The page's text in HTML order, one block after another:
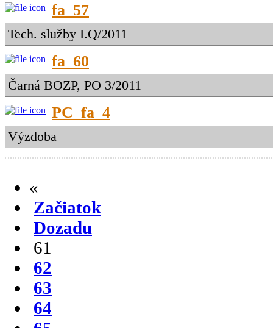
fa_57
Tech. služby I.Q/2011
fa_60
Čarná BOZP, PO 3/2011
PC_fa_4
Výzdoba
«
Začiatok
Dozadu
61
62
63
64